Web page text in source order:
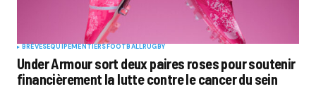
BRÈVESEQUIPEMENTIERS FOOTBALLRUGBY
Under Armour sort deux paires roses pour soutenir
financièrement la lutte contre le cancer du sein